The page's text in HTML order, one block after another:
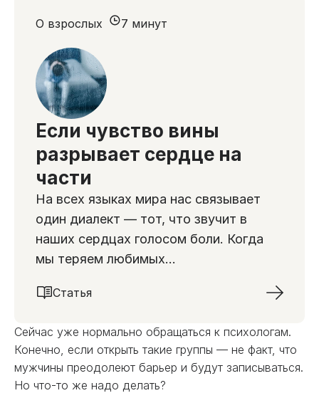
Если чувство вины
разрывает сердце на
части
На всех языках мира нас связывает
один диалект — тот, что звучит в
наших сердцах голосом боли. Когда
мы теряем любимых...
О взрослых
Статья
7 минут
Сейчас уже нормально обращаться к психологам.
Конечно, если открыть такие группы — не факт, что
мужчины преодолеют барьер и будут записываться.
Но что-то же надо делать?